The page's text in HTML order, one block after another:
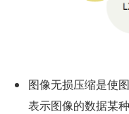
图像无损压缩是使
表示图像的数据某